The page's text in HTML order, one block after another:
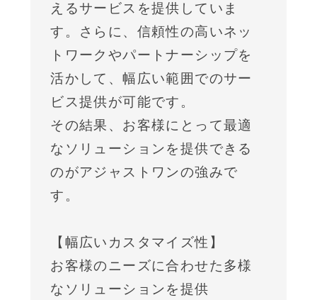
えるサービスを提供していま
す。さらに、信頼性の高いネッ
トワークやパートナーシップを
活かして、幅広い範囲でのサー
ビス提供が可能です。
その結果、お客様にとって最適
なソリューションを提供できる
のがアジャストワンの強みで
す。
【幅広いカスタマイズ性】
お客様のニーズに合わせた多様
なソリューションを提供